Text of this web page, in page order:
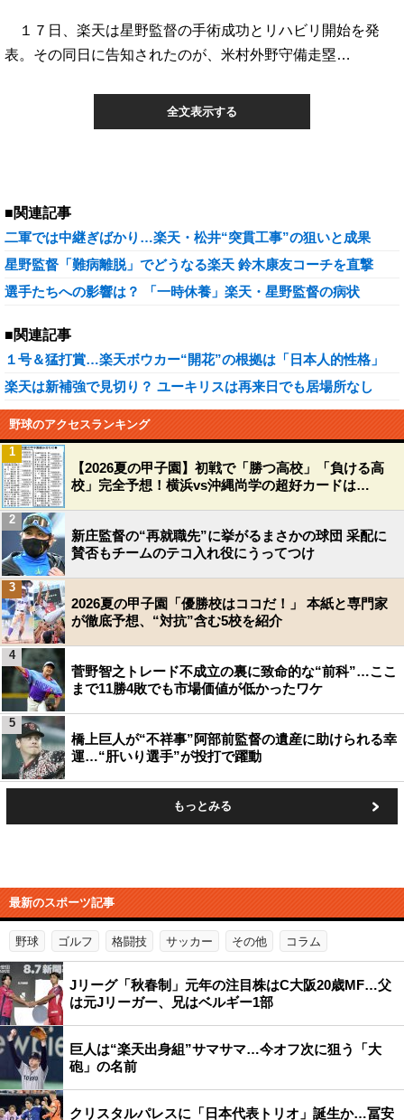
１７日、楽天は星野監督の手術成功とリハビリ開始を発
表。その同日に告知されたのが、米村外野守備走塁…
全文表示する
■関連記事
二軍では中継ぎばかり…楽天・松井“突貫工事”の狙いと成果
星野監督「難病離脱」でどうなる楽天 鈴木康友コーチを直撃
選手たちへの影響は？ 「一時休養」楽天・星野監督の病状
■関連記事
１号＆猛打賞…楽天ボウカー“開花”の根拠は「日本人的性格」
楽天は新補強で見切り？ ユーキリスは再来日でも居場所なし
野球のアクセスランキング
【2026夏の甲子園】初戦で「勝つ高校」「負ける高
校」完全予想！横浜vs沖縄尚学の超好カードは…
1
新庄監督の“再就職先”に挙がるまさかの球団 采配に
賛否もチームのテコ入れ役にうってつけ
2
2026夏の甲子園「優勝校はココだ！」 本紙と専門家
が徹底予想、“対抗”含む5校を紹介
3
菅野智之トレード不成立の裏に致命的な“前科”…ここ
まで11勝4敗でも市場価値が低かったワケ
4
橋上巨人が“不祥事”阿部前監督の遺産に助けられる幸
運…“肝いり選手”が投打で躍動
5
もっとみる
最新のスポーツ記事
野球 ゴルフ 格闘技 サッカー その他 コラム
Jリーグ「秋春制」元年の注目株はC大阪20歳MF…父
は元Jリーガー、兄はベルギー1部
巨人は“楽天出身組”サマサマ…今オフ次に狙う「大
砲」の名前
クリスタルパレスに「日本代表トリオ」誕生か…冨安